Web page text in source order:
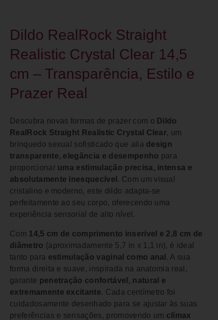
Dildo RealRock Straight
Realistic Crystal Clear 14,5
cm – Transparência, Estilo e
Prazer Real
Descubra novas formas de prazer com o Dildo
RealRock Straight Realistic Crystal Clear, um
brinquedo sexual sofisticado que alia design
transparente, elegância e desempenho para
proporcionar uma estimulação precisa, intensa e
absolutamente inesquecível . Com um visual
cristalino e moderno, este dildo adapta-se
perfeitamente ao seu corpo, oferecendo uma
experiência sensorial de alto nível.
Com 14,5 cm de comprimento inserível e 2,8 cm de
diâmetro (aproximadamente 5,7 in x 1,1 in), é ideal
tanto para estimulação vaginal como anal . A sua
forma direita e suave, inspirada na anatomia real,
garante penetração confortável, natural e
extremamente excitante. Cada centímetro foi
cuidadosamente desenhado para se ajustar às suas
preferências e sensações, promovendo um clímax